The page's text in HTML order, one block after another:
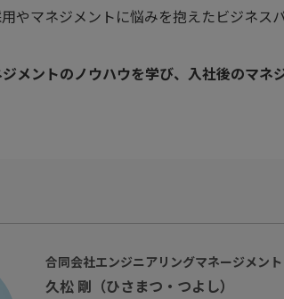
やマネジメントに悩みを抱えたビジネス
メントのノウハウを学び、入社後のマネ
合同会社エンジニアリングマネージメント
久松 剛（ひさまつ・つよし）